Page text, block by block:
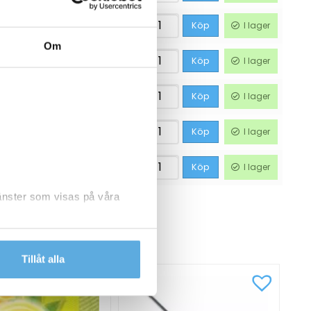
Om
som visas på våra
Tillåt alla
74,94kr Köp I lager
Köp I lager
Köp I lager
Köp I lager
Köp I lager